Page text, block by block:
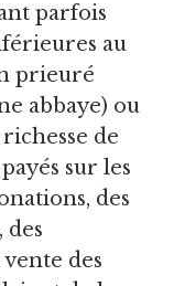
parfois
au
prieuré
abbaye) ou
de
sur les
des
des